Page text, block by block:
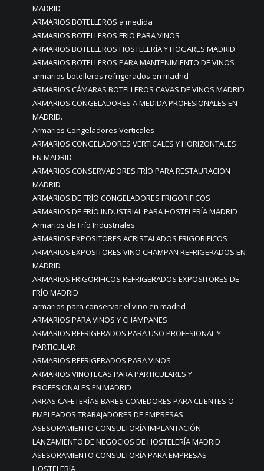
MADRID
ARMARIOS BOTELLEROS a medida
ARMARIOS BOTELLEROS FRIO PARA VINOS
ARMARIOS BOTELLEROS HOSTELERÍA Y HOGARES MADRID
ARMARIOS BOTELLEROS PARA MANTENIMIENTO DE VINOS
armarios botelleros refrigerados en madrid
ARMARIOS CÁMARAS BOTELLEROS CAVAS DE VINOS MADRID
ARMARIOS CONGELADORES A MEDIDA PROFESIONALES EN
MADRID.
Armarios Congeladores Verticales
ARMARIOS CONGELADORES VERTICALES Y HORIZONTALES
EN MADRID
ARMARIOS CONSERVADORES FRÍO PARA RESTAURACION
MADRID
ARMARIOS DE FRÍO CONGELADORES FRIGORIFICOS
ARMARIOS DE FRÍO INDUSTRIAL PARA HOSTELERÍA MADRID
Armarios de Frío Industriales
ARMARIOS EXPOSITORES ACRISTALADOS FRIGORIFICOS
ARMARIOS EXPOSITORES VINO CHAMPAN REFRIGERADOS EN
MADRID
ARMARIOS FRIGORIFICOS REFRIGERADOS EXPOSITORES DE
FRÍO MADRID
armarios para conservar el vino en madrid
ARMARIOS PARA VINOS Y CHAMPANES
ARMARIOS REFRIGERADOS PARA USO PROFESIONAL Y
PARTICULAR
ARMARIOS REFRIGERADOS PARA VINOS
ARMARIOS VINOTECAS PARA PARTICULARES Y
PROFESIONALES EN MADRID
ARRAS CAFETERÍAS BARES COMEDORES PARA CLIENTES O
EMPLEADOS TRABAJADORES DE EMPRESAS
ASESORAMIENTO CONSULTORÍA IMPLANTACIÓN
LANZAMIENTO DE NEGOCIOS DE HOSTELERÍA MADRID
ASESORAMIENTO CONSULTORÍA PARA EMPRESAS
HOSTELERÍA